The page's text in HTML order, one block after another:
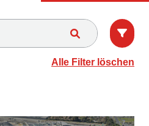
Alle Filter löschen